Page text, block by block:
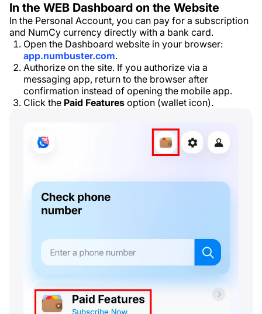
In the WEB Dashboard on the Website
In the Personal Account, you can pay for a subscription
and NumCy currency directly with a bank card.
Open the Dashboard website in your browser:
app.numbuster.com.
Authorize on the site. If you authorize via a
messaging app, return to the browser after
confirmation instead of opening the mobile app.
Click the Paid Features option (wallet icon).